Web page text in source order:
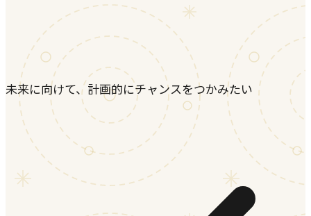
未来に向けて、計画的にチャンスをつかみたい